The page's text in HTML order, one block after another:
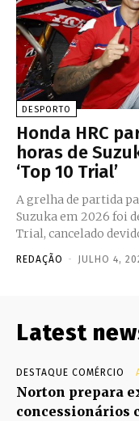
DESPORTO
Honda HRC
horas de
‘Top 10 Trial’
A grelha de partida
Suzuka em 2026 foi
Trial, cancelado
REDAÇÃO - JULHO 4,
Latest
DESTAQUE COMÉRCIO
Norton prepara
concessionários